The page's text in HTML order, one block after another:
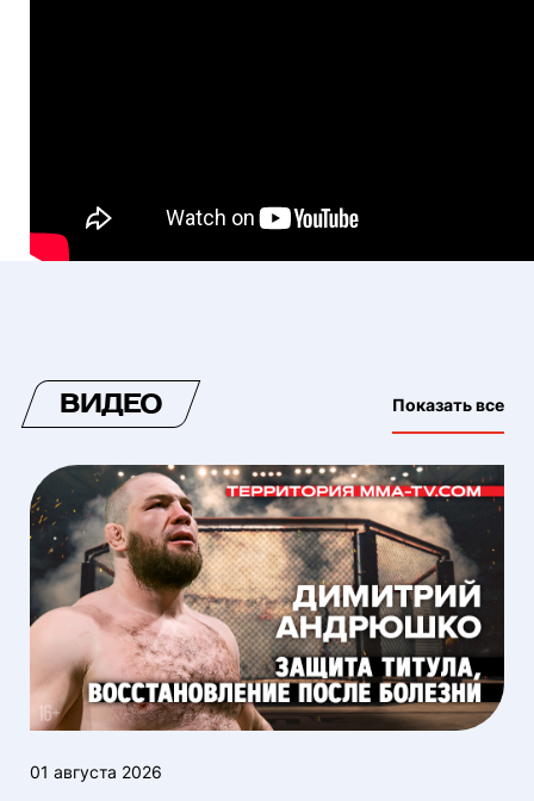
ВИДЕО Показать все
01 августа 2026